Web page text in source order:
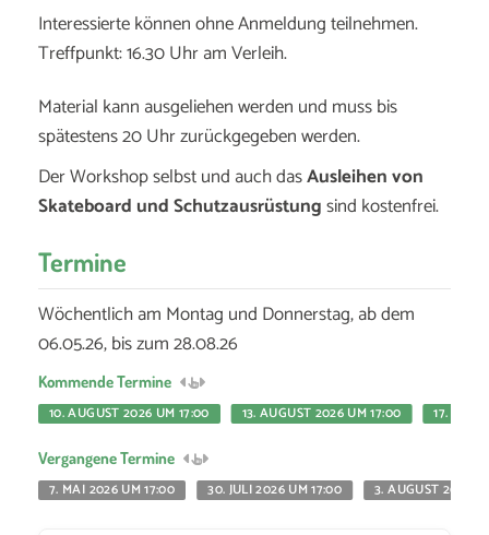
Interessierte können ohne Anmeldung teilnehmen.
Treffpunkt: 16.30 Uhr am Verleih.
Material kann ausgeliehen werden und muss bis
spätestens 20 Uhr zurückgegeben werden.
Der Workshop selbst und auch dasAusleihen von
Skateboard und Schutzausrüstungsind kostenfrei.
Termine
Wöchentlich am Montag und Donnerstag, ab dem
06.05.26, bis zum 28.08.26
Kommende Termine
10. AUGUST 2026 UM 17:00
13. AUGUST 2026 UM 17:00 17.
Vergangene Termine
7. MAI 2026 UM 17:00
30. JULI 2026 UM 17:00 3. AUGUST 2026